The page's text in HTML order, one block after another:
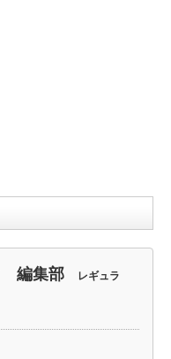
編集部 レギュラ